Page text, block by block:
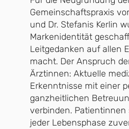
Gemeinschaftspraxis
und Dr. Stefanis Kerlin
Markenidentität
Leitgedanken auf allen
macht. Der Anspruch
Ärztinnen: Aktuelle
Erkenntnisse mit einer
ganzheitlichen
verbinden. Patientinnen
jeder Lebensphase